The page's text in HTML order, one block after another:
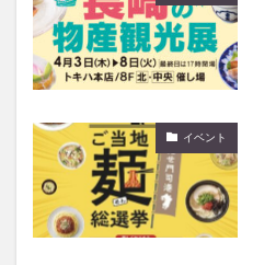
イベント